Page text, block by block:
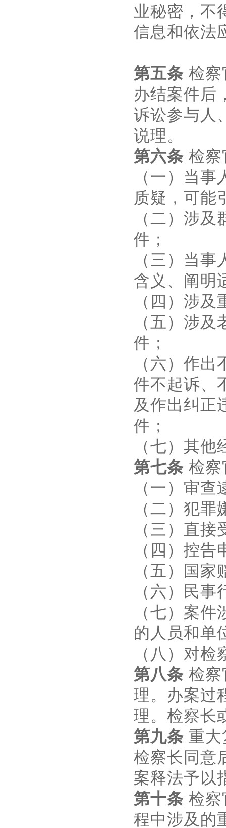
业秘密，不
信息和依法
第五条检察
办结案件后
诉讼参与人
说理。
第六条检察
（一）当
质疑，可能
（二）涉
件；
（三）当
含义、阐明
（四）涉
（五）涉
件；
（六）作
件不起诉、
及作出纠正
件；
（七）其
第七条检察
（一）审
（二）犯
（三）直
（四）控
（五）国
（六）民
（七）案
的人员和单
（八）对
第八条检察
理。办案过
理。检察长
第九条重大
检察长同意
案释法予以
第十条检察
程中涉及的